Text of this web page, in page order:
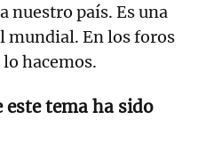
nuestro país. Es una
mundial. En los foros
hacemos.
tema ha sido